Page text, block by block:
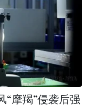
“摩羯”侵袭后强